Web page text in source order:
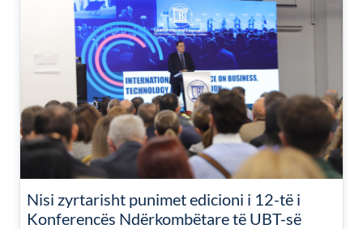
Nisi zyrtarisht punimet edicioni i 12-të i
Konferencës Ndërkombëtare të UBT-së